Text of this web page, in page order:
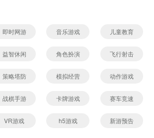
即时网游 音乐游戏 儿童教育
益智休闲 角色扮演 飞行射击
策略塔防 模拟经营 动作游戏
战棋手游 卡牌游戏 赛车竞速
VR游戏 h5游戏 新游预告